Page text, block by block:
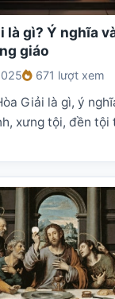
là gì? Ý nghĩa
giáo
671 lượt xem
Giải là gì, ý
xưng tội, đền tội